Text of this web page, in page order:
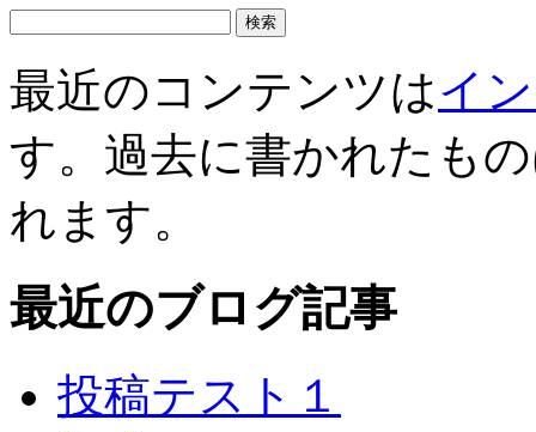
最近のコンテンツはイ
す。過去に書かれたも
れます。
最近のブログ記事
投稿テスト１